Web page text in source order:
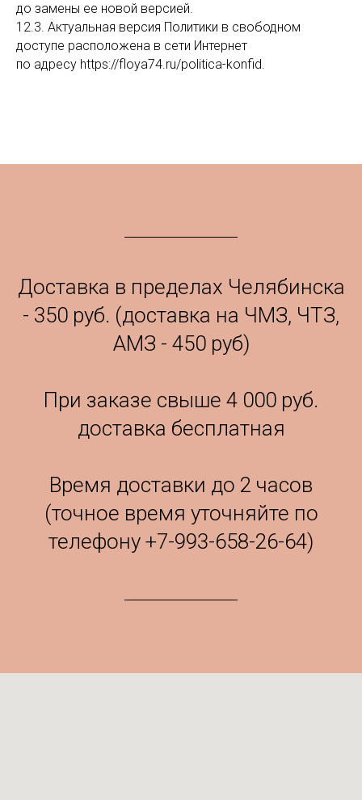
до замены ее новой версией.
12.3. Актуальная версия Политики в свободном
доступе расположена в сети Интернет
по адресу https://floya74.ru/politica-konfid.
Доставка в пределах Челябинска
- 350 руб. (доставка на ЧМЗ, ЧТЗ,
АМЗ - 450 руб)
При заказе свыше 4 000 руб.
доставка бесплатная
Время доставки до 2 часов
(точное время уточняйте по
телефону +7-993-658-26-64)